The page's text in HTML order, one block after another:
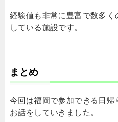
経験値も非常に豊富で数多く
している施設です。
まとめ
今回は福岡で参加できる日帰
お話をしていきました。